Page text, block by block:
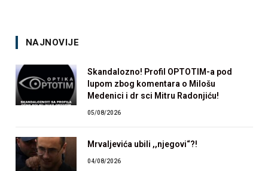
NAJNOVIJE
Skandalozno! Profil OPTOTIM-a pod
lupom zbog komentara o Milošu
Medenici i dr sci Mitru Radonjiću!
05/08/2026
Mrvaljevića ubili ,,njegovi“?!
04/08/2026